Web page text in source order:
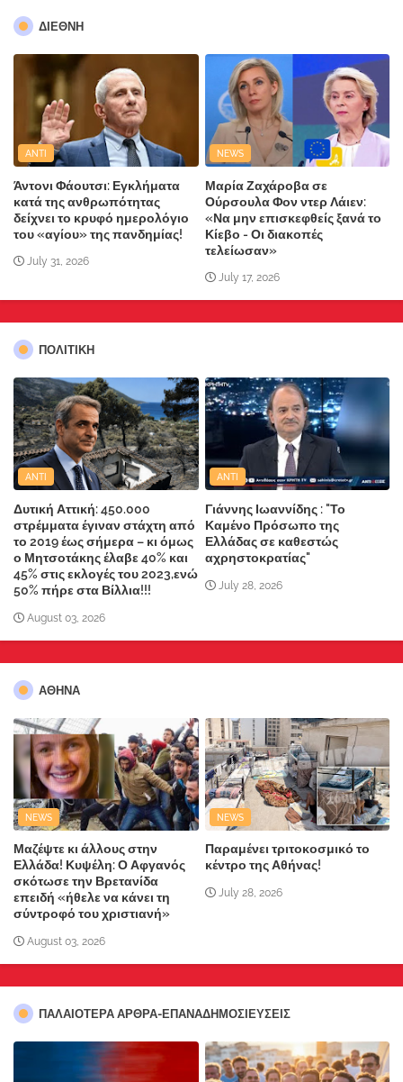
ΔΙΕΘΝΗ
ANTI
Άντονι Φάουτσι: Εγκλήματα
κατά της ανθρωπότητας
δείχνει το κρυφό ημερολόγιο
του «αγίου» της πανδημίας!
July 31, 2026
NEWS
Μαρία Ζαχάροβα σε
Ούρσουλα Φον ντερ Λάιεν:
«Να μην επισκεφθείς ξανά το
Κίεβο - Οι διακοπές
τελείωσαν»
July 17, 2026
ΠΟΛΙΤΙΚΗ
ANTI
Δυτική Αττική: 450.000
στρέμματα έγιναν στάχτη από
το 2019 έως σήμερα – κι όμως
ο Μητσοτάκης έλαβε 40% και
45% στις εκλογές του 2023,ενώ
50% πήρε στα Βίλλια!!!
August 03, 2026
ANTI
Γιάννης Ιωαννίδης : "Το
Καμένο Πρόσωπο της
Ελλάδας σε καθεστώς
αχρηστοκρατίας"
July 28, 2026
ΑΘΗΝΑ
NEWS
Μαζέψτε κι άλλους στην
Ελλάδα! Κυψέλη: Ο Αφγανός
σκότωσε την Βρετανίδα
επειδή «ήθελε να κάνει τη
σύντροφό του χριστιανή»
August 03, 2026
NEWS
Παραμένει τριτοκοσμικό το
κέντρο της Αθήνας!
July 28, 2026
ΠΑΛΑΙΟΤΕΡΑ ΑΡΘΡΑ-ΕΠΑΝΑΔΗΜΟΣΙΕΥΣΕΙΣ